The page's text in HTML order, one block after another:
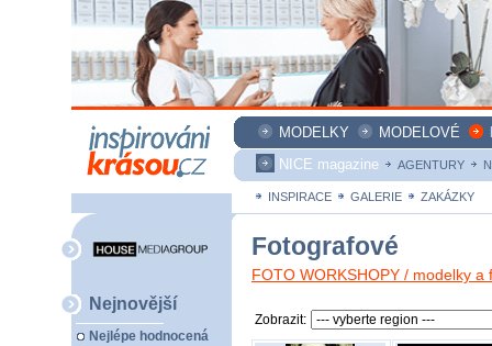
MODELKY MODELOVÉ
NICE magazine
AGENTURY
INSPIRACE GALERIE ZAKÁZKY
Nejnovější
Nejlépe hodnocená
Fotografové
FOTO WORKSHOPY / modelky
Zobrazit: